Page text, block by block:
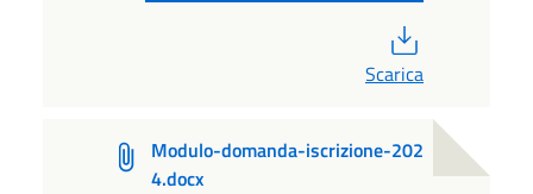
Scarica
Modulo-domanda-iscrizione-202
4.docx